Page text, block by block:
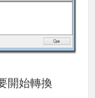
開始轉換